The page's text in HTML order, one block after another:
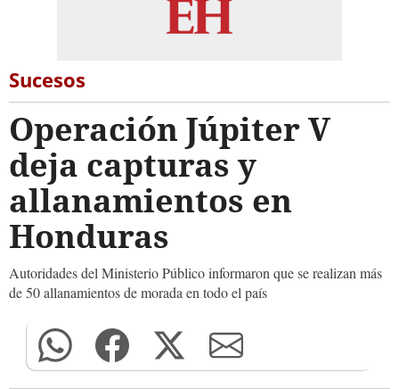
Sucesos
Operación Júpiter V
deja capturas y
allanamientos en
Honduras
Autoridades del Ministerio Público informaron que se realizan más
de 50 allanamientos de morada en todo el país